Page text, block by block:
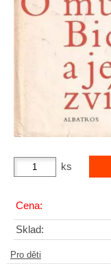
ks
Cena:
Sklad:
Pro děti